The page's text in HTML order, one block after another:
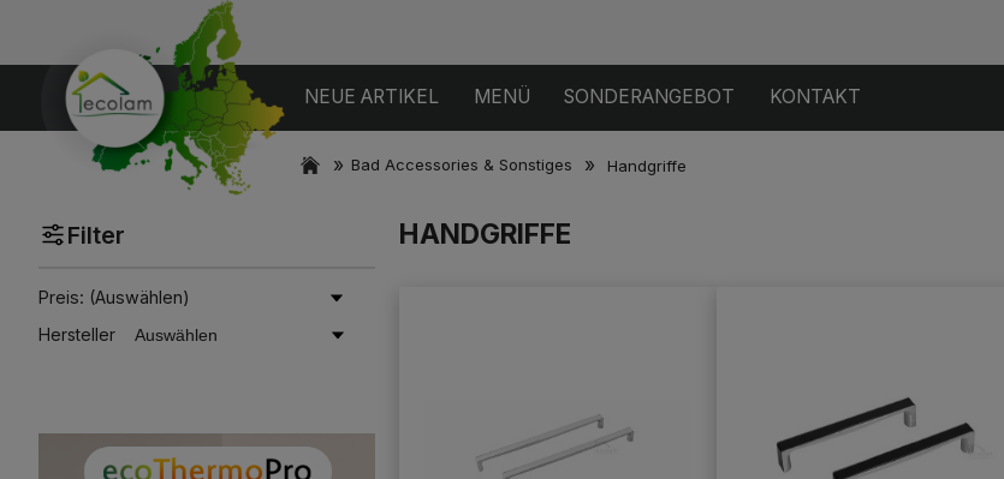
NEUE ARTIKEL MENÜ SONDERANGEBOT KONTAKT
» Bad Accessories & Sonstiges » Handgriffe
Filter
Preis: (Auswählen)
Hersteller
HANDGRIFFE